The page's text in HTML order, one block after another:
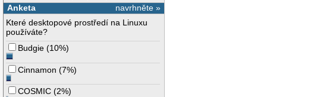
navrhněte »
Anketa
Které desktopové prostředí na Linuxu
používáte?
Budgie (10%)
Cinnamon (7%)
COSMIC (2%)